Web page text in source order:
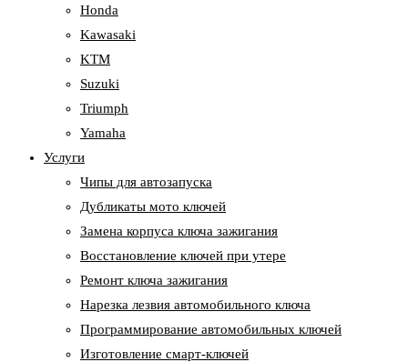
Honda
Kawasaki
KTM
Suzuki
Triumph
Yamaha
Услуги
Чипы для автозапуска
Дубликаты мото ключей
Замена корпуса ключа зажигания
Восстановление ключей при утере
Ремонт ключа зажигания
Нарезка лезвия автомобильного ключа
Программирование автомобильных ключей
Изготовление смарт-ключей